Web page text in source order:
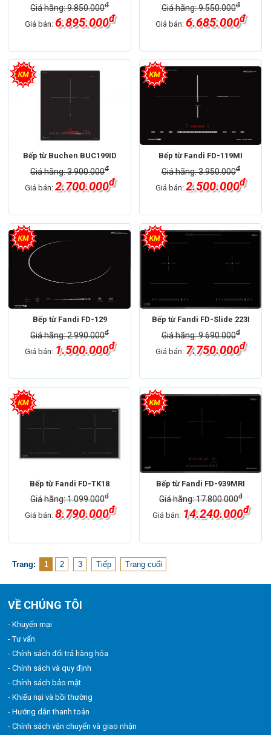
Giá hãng: 9.850.000đ
Giá bán: 6.895.000đ
Giá hãng: 9.550.000đ
Giá bán:6.685.000đ
Bếp từ Buchen BUC199ID
Giá hãng: 3.900.000đ
Giá bán: 2.700.000đ
Bếp từ Fandi FD-119MI
Giá hãng: 3.950.000đ
Giá bán:2.500.000đ
Bếp từ Fandi FD-129
Giá hãng: 2.990.000đ
Giá bán: 1.500.000đ
Bếp từ Fandi FD-Slide 223I
Giá hãng: 9.690.000đ
Giá bán: 7.750.000đ
Bếp từ Fandi FD-TK18
Giá hãng: 1.099.000đ
Giá bán: 8.790.000đ
Bếp từ Fandi FD-939MRI
Giá hãng: 17.800.000đ
Giá bán: 14.240.000đ
Trang: 1 2 3 Tiếp Trang cuối
VỀ CHÚNG TÔI
- Khuyến mại
- Tư vấn
- Chính sách đổi trả hàng hóa
- Chính sách và quy định
- Chính sách bảo mật
- Khiếu nại và bồi thường
- Hướng dẫn thanh toán
- Chính sách vận chuyển và giao nhận